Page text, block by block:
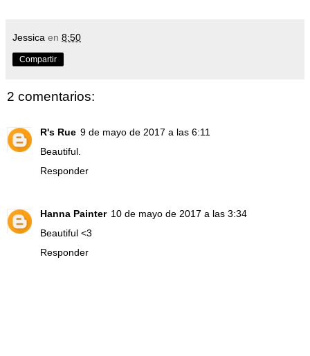
Jessica en 8:50
Compartir
2 comentarios:
R's Rue 9 de mayo de 2017 a las 6:11
Beautiful.
Responder
Hanna Painter 10 de mayo de 2017 a las 3:34
Beautiful <3
Responder